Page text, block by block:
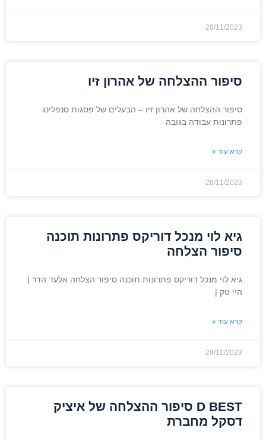
28/11/2023
סיפור ההצלחה של אהרון זיו
סיפור ההצלחה של אהרון זיו – הבעלים של פסגות סנפלינג
פתרונות עבודה בגובה
קרא עוד »
28/11/2023
גיא לוי מנכל דוריקס פתרונות תוכנה
סיפור הצלחה
גיא לוי מנכל דוריקס פתרונות תוכנה סיפור הצלחה אלעד הדר |
היי טק |
קרא עוד »
28/11/2023
D BEST סיפור ההצלחה של איציק
דסקל מחברת